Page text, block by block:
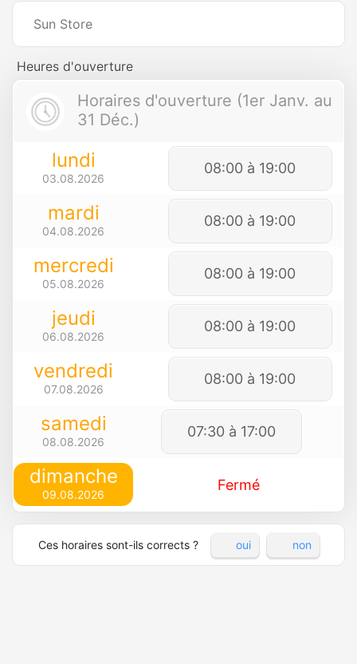
Sun Store
Heures d'ouverture
Horaires d'ouverture (1er Janv. au
31 Déc.)
lundi
03.08.2026
08:00 à 19:00
mardi
04.08.2026
08:00 à 19:00
mercredi
05.08.2026
08:00 à 19:00
jeudi
06.08.2026
08:00 à 19:00
vendredi
07.08.2026
08:00 à 19:00
samedi
08.08.2026
07:30 à 17:00
dimanche
09.08.2026
Fermé
Ces horaires sont-ils corrects ? oui non